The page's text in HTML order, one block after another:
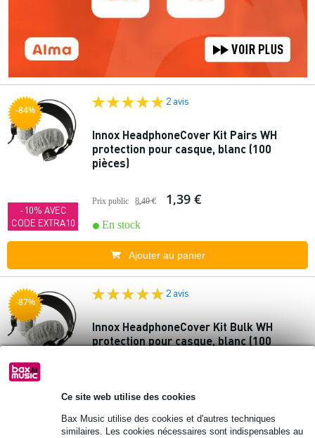
Ce site web utilise des cookies
Bax Music utilise des cookies et d'autres techniques
similaires. Les cookies nécessaires sont indispensables au
-84%
-10% AVEC
CODE EXTRA10
2 avis
Innox HeadphoneCover Kit Pairs WH
protection pour casque, blanc (100
pièces)
Prix public 8,40 € 1,39 €
En stock
Ajouter au panier
-87%
-10% AVEC
CODE EXTRA10
2 avis
Innox HeadphoneCover Kit Bulk WH
protection pour casque, blanc (100
Prix public 7,50 € 1,01 €
En stock